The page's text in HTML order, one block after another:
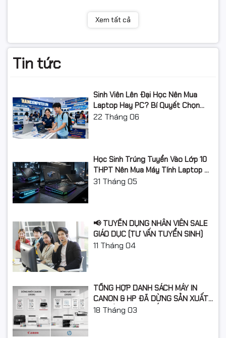
Xem tất cả
Tin tức
Sinh Viên Lên Đại Học Nên Mua
Laptop Hay PC? Bí Quyết Chọn
Máy Tính Đúng Nhu Cầu, Không
22 Tháng 06
Học Sinh Trúng Tuyển Vào Lớp 10
THPT Nên Mua Máy Tính Laptop Gì
Năm Học 2026 - 2027?
31 Tháng 05
📢 TUYỂN DỤNG NHÂN VIÊN SALE
GIÁO DỤC (TƯ VẤN TUYỂN SINH)
11 Tháng 04
TỔNG HỢP DANH SÁCH MÁY IN
CANON & HP ĐÃ DỪNG SẢN XUẤT:
LỘ TRÌNH NÂNG CẤP 2026
18 Tháng 03